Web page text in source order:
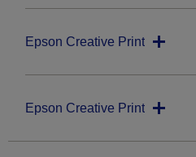
Epson Creative Print
Epson Creative Print